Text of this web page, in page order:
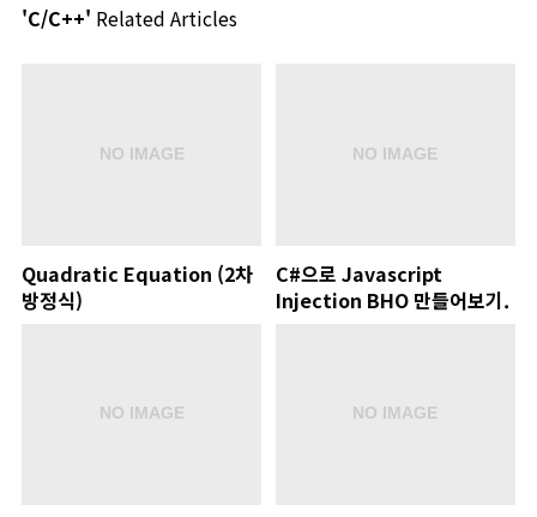
'C/C++' Related Articles
Quadratic Equation (2차
방정식)
C#으로 Javascript
Injection BHO 만들어보기.